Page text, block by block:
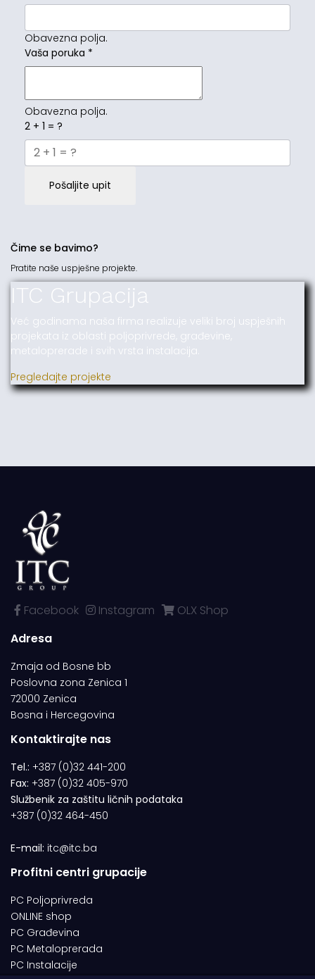
Obavezna polja.
Vaša poruka *
Obavezna polja.
2 + 1 = ?
Pošaljite upit
Čime se bavimo?
Pratite naše uspješne projekte.
ITC Grupacija
Već godinama naša firma realizuje veliki broj uspješnih
projekata iz oblasti poljoprivrede, građevine,
metaloprerade i svih vrsta instalacija.
Pregledajte projekte
Facebook Instagram
OLX Shop
Adresa
Zmaja od Bosne bb
Poslovna zona Zenica 1
72000 Zenica
Bosna i Hercegovina
Kontaktirajte nas
Tel.: +387 (0)32 441-200
Fax: +387 (0)32 405-970
Službenik za zaštitu ličnih podataka
+387 (0)32 464-450
E-mail: itc@itc.ba
Profitni centri grupacije
PC Poljoprivreda
ONLINE shop
PC Građevina
PC Metaloprerada
PC Instalacije